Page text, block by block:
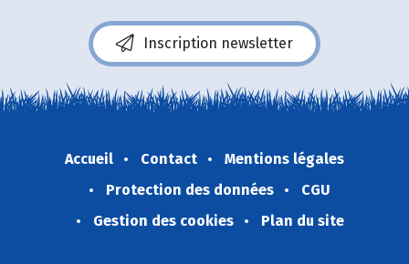
Inscription newsletter
Accueil Contact
Mentions légales
Protection des données
CGU
Gestion des cookies
Plan du site